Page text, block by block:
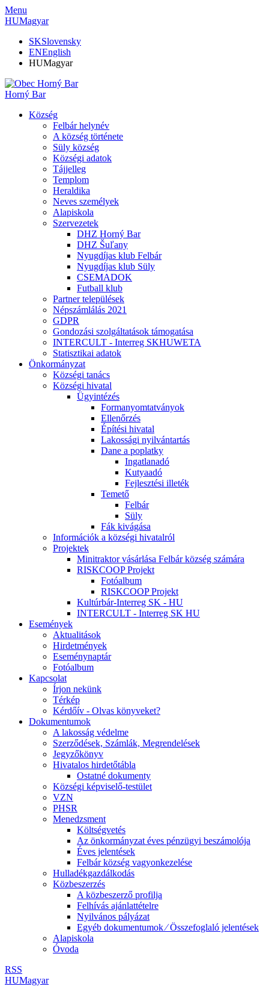
Menu
HUMagyar
SKSlovensky
ENEnglish
HUMagyar
Horný Bar
Község
Felbár helynév
A község története
Süly község
Községi adatok
Tájjelleg
Templom
Heraldika
Neves személyek
Alapiskola
Szervezetek
DHZ Horný Bar
DHZ Šuľany
Nyugdíjas klub Felbár
Nyugdíjas klub Süly
CSEMADOK
Futball klub
Partner települések
Népszámlálás 2021
GDPR
Gondozási szolgáltatások támogatása
INTERCULT - Interreg SKHUWETA
Statisztikai adatok
Önkormányzat
Községi tanács
Községi hivatal
Ügyintézés
Formanyomtatványok
Ellenőrzés
Építési hivatal
Lakossági nyilvántartás
Dane a poplatky
Ingatlanadó
Kutyaadó
Fejlesztési illeték
Temető
Felbár
Süly
Fák kivágása
Információk a községi hivatalról
Projektek
Minitraktor vásárlása Felbár község számára
RISKCOOP Projekt
Fotóalbum
RISKCOOP Projekt
Kultúrbár-Interreg SK - HU
INTERCULT - Interreg SK HU
Események
Aktualitások
Hirdetmények
Eseménynaptár
Fotóalbum
Kapcsolat
Írjon nekünk
Térkép
Kérdőív - Olvas könyveket?
Dokumentumok
A lakosság védelme
Szerződések, Számlák, Megrendelések
Jegyzőkönyv
Hivatalos hirdetőtábla
Ostatné dokumenty
Községi képviselő-testület
VZN
PHSR
Menedzsment
Költségvetés
Az önkormányzat éves pénzügyi beszámolója
Éves jelentések
Felbár község vagyonkezelése
Hulladékgazdálkodás
Közbeszerzés
A közbeszerző profilja
Felhívás ajánlattételre
Nyilvános pályázat
Egyéb dokumentumok ⁄ Összefoglaló jelentések
Alapiskola
Óvoda
RSS
HUMagyar